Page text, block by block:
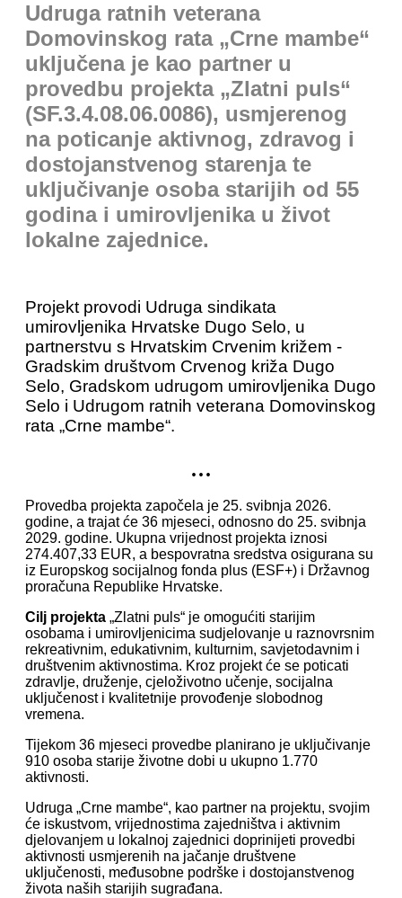
Udruga ratnih veterana
Domovinskog rata „Crne mambe“
uključena je kao partner u
provedbu projekta „Zlatni puls“
(SF.3.4.08.06.0086), usmjerenog
na poticanje aktivnog, zdravog i
dostojanstvenog starenja te
uključivanje osoba starijih od 55
godina i umirovljenika u život
lokalne zajednice.
Projekt provodi Udruga sindikata
umirovljenika Hrvatske Dugo Selo, u
partnerstvu s Hrvatskim Crvenim križem -
Gradskim društvom Crvenog križa Dugo
Selo, Gradskom udrugom umirovljenika Dugo
Selo i Udrugom ratnih veterana Domovinskog
rata „Crne mambe“.
...
Provedba projekta započela je 25. svibnja 2026.
godine, a trajat će 36 mjeseci, odnosno do 25. svibnja
2029. godine. Ukupna vrijednost projekta iznosi
274.407,33 EUR, a bespovratna sredstva osigurana su
iz Europskog socijalnog fonda plus (ESF+) i Državnog
proračuna Republike Hrvatske.
Cilj projekta „Zlatni puls“ je omogućiti starijim
osobama i umirovljenicima sudjelovanje u raznovrsnim
rekreativnim, edukativnim, kulturnim, savjetodavnim i
društvenim aktivnostima. Kroz projekt će se poticati
zdravlje, druženje, cjeloživotno učenje, socijalna
uključenost i kvalitetnije provođenje slobodnog
vremena.
Tijekom 36 mjeseci provedbe planirano je uključivanje
910 osoba starije životne dobi u ukupno 1.770
aktivnosti.
Udruga „Crne mambe“, kao partner na projektu, svojim
će iskustvom, vrijednostima zajedništva i aktivnim
djelovanjem u lokalnoj zajednici doprinijeti provedbi
aktivnosti usmjerenih na jačanje društvene
uključenosti, međusobne podrške i dostojanstvenog
života naših starijih sugrađana.